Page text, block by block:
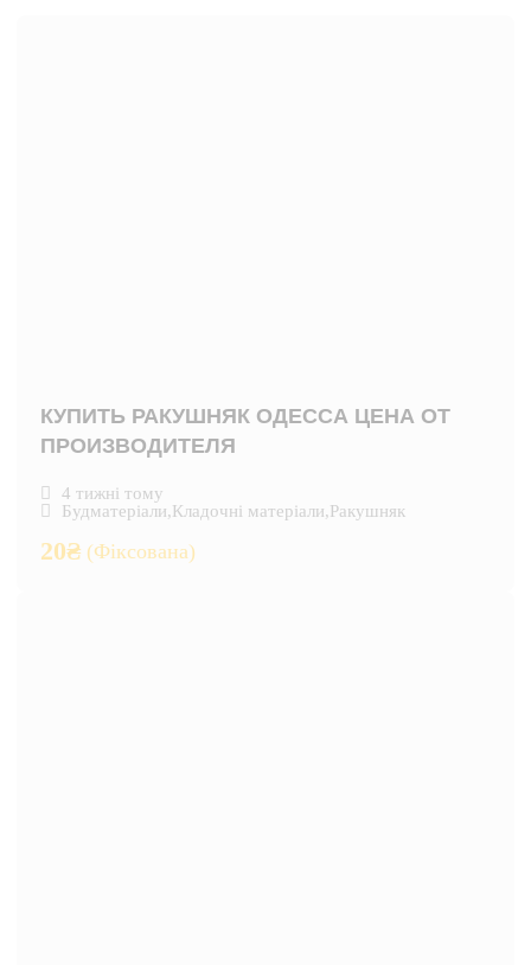
КУПИТЬ РАКУШНЯК ОДЕССА ЦЕНА ОТ
ПРОИЗВОДИТЕЛЯ
4 тижні тому
Будматеріали,Кладочні матеріали,Ракушняк
20₴ (Фіксована)